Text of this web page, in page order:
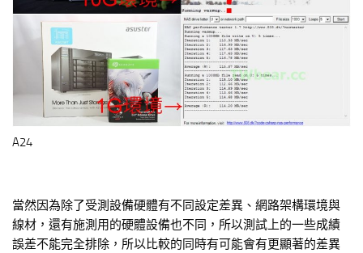
A24
當然因為除了受測設備硬體有不同設定差異、網路架構環境與
線材，還有施測用的硬體設備也不同，所以測試上的一些成績
誤差不能完全排除，所以比較的同時有可能會有更顯著的差異